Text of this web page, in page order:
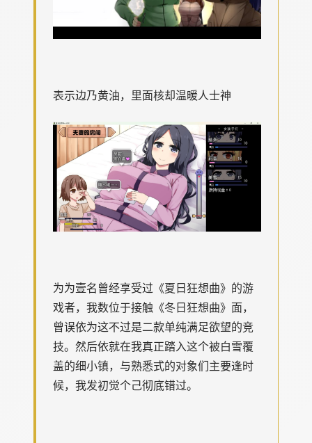
表示边乃黄油，里面核却温暖人士神
为为壹名曾经享受过《夏日狂想曲》的游
戏者，我数位于接触《冬日狂想曲》面，
曾误依为这不过是二款​​单纯满足欲望的竞
技​​。然后依就在我真正踏入这个被白雪覆
盖的细小镇，与熟悉式的对象们主要逢时
候，我发初觉个己彻底错过。